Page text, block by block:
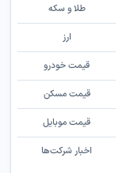
طلا و سکه
ارز
قیمت خودرو
قیمت مسکن
قیمت موبایل
اخبار شرکت‌ها